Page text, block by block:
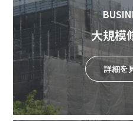
大規模
詳細を